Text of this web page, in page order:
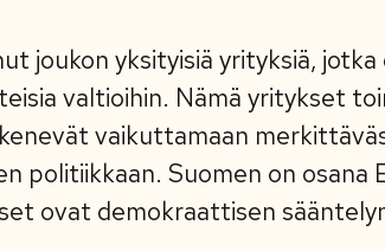
joukon yksityisiä yrityksiä, jotka
valtioihin. Nämä yritykset
vaikuttamaan
politiikkaan. Suomen on osana
ovat demokraattisen